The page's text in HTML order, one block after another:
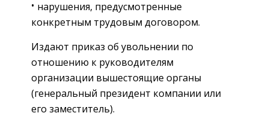
нарушения, предусмотренные
конкретным трудовым договором.
Издают приказ об увольнении по
отношению к руководителям
организации вышестоящие органы
(генеральный президент компании или
его заместитель).